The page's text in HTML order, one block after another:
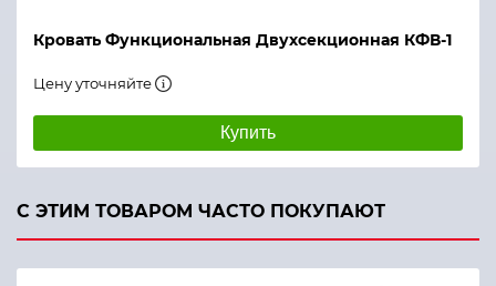
Кровать Функциональная Двухсекционная КФВ-1
Цену уточняйте
Купить
С ЭТИМ ТОВАРОМ ЧАСТО ПОКУПАЮТ